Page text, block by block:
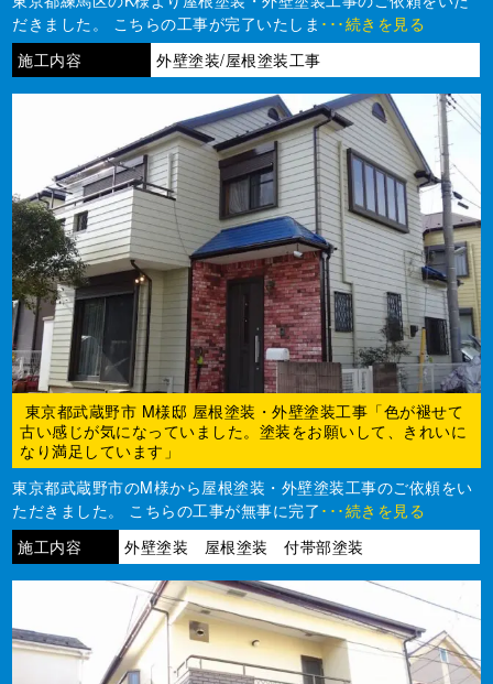
だきました。 こちらの工事が完了いたしま ･･･続きを見る
施工内容
外壁塗装/屋根塗装工事
東京都武蔵野市 M様邸 屋根塗装・外壁塗装工事「色が褪せて
古い感じが気になっていました。塗装をお願いして、きれいに
なり満足しています」
東京都武蔵野市のM様から屋根塗装・外壁塗装工事のご依頼をい
ただきました。 こちらの工事が無事に完了 ･･･続きを見る
施工内容
外壁塗装 屋根塗装 付帯部塗装